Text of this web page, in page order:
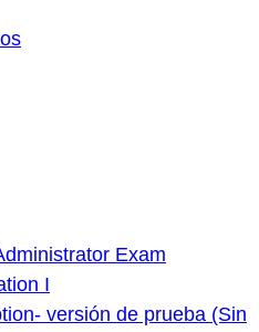
Exam
I
versión de prueba (Sin